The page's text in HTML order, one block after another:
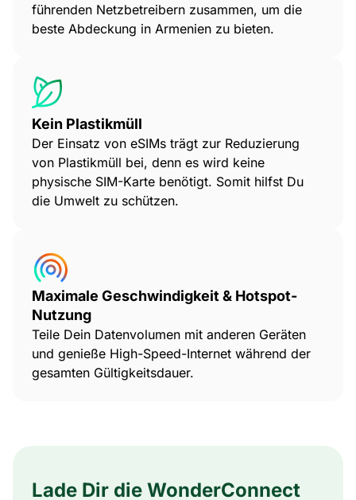
führenden Netzbetreibern zusammen, um die
beste Abdeckung in Armenien zu bieten.
Kein Plastikmüll
Der Einsatz von eSIMs trägt zur Reduzierung
von Plastikmüll bei, denn es wird keine
physische SIM-Karte benötigt. Somit hilfst Du
die Umwelt zu schützen.
Maximale Geschwindigkeit & Hotspot-
Nutzung
Teile Dein Datenvolumen mit anderen Geräten
und genieße High-Speed-Internet während der
gesamten Gültigkeitsdauer.
Lade Dir die WonderConnect